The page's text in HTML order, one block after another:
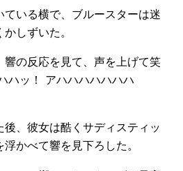
いる横で、ブルースターは迷
しずいた。
響の反応を見て、声を上げて笑
ハッ！ アハハハハハハハ
、彼女は酷くサディスティッ
かべて響を見下ろした。